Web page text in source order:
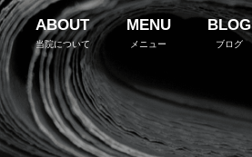
ABOUT
当院について
MENU
メニュー
BLOG
ブログ